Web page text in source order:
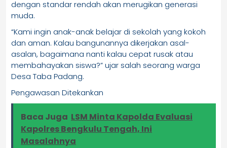
dengan standar rendah akan merugikan generasi
muda.
“Kami ingin anak-anak belajar di sekolah yang kokoh
dan aman. Kalau bangunannya dikerjakan asal-
asalan, bagaimana nanti kalau cepat rusak atau
membahayakan siswa?” ujar salah seorang warga
Desa Taba Padang.
Pengawasan Ditekankan
Baca Juga LSM Minta Kapolda Evaluasi
Kapolres Bengkulu Tengah, Ini
Masalahnya